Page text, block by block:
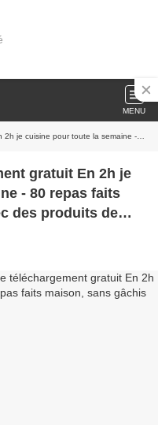
MENU
80 repas faits maison, sans gâchis et avec des produits de saison
gratuit En 2h je
des produits de